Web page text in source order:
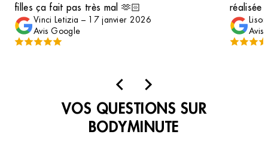
filles ça fait pas très mal 🫶🏻
Vinci Letizia – 17 janvier 2026
Avis Google
réalisée
résultat
cadre
sans
Avis
VOS QUESTIONS SUR
BODYMINUTE